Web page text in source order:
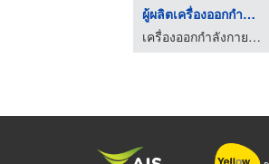
ผู้ผลิตเครื่องออกกำล ...
เครื่องออกกำลังกายกลางแจ้ง เดอะวันทอย